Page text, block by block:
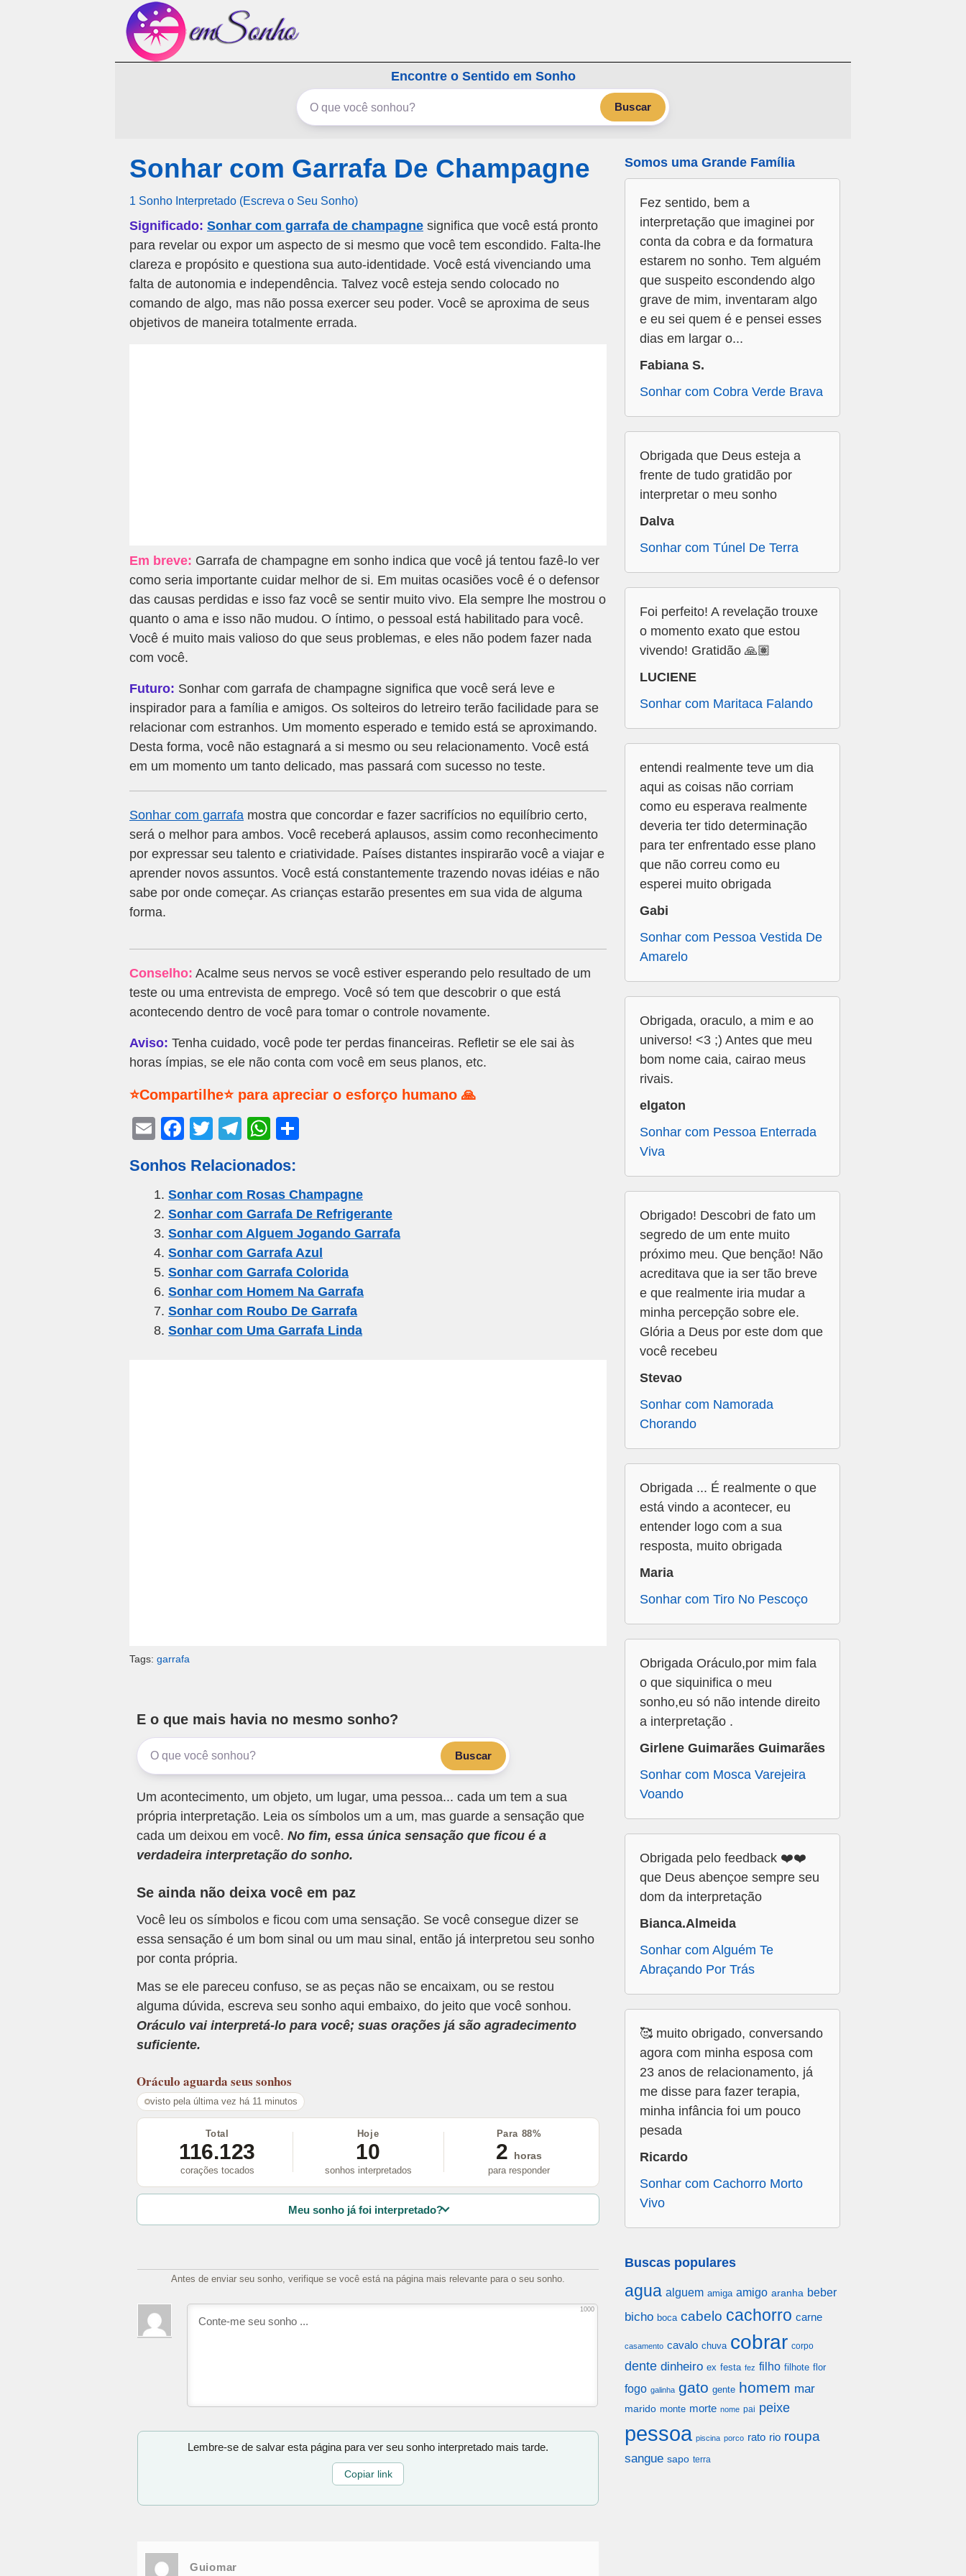
Encontre o Sentido em Sonho
Buscar
Sonhar com Garrafa De Champagne
1 Sonho Interpretado (Escreva o Seu Sonho)
Significado: Sonhar com garrafa de champagne significa que você está pronto
para revelar ou expor um aspecto de si mesmo que você tem escondido. Falta-lhe
clareza e propósito e questiona sua auto-identidade. Você está vivenciando uma
falta de autonomia e independência. Talvez você esteja sendo colocado no
comando de algo, mas não possa exercer seu poder. Você se aproxima de seus
objetivos de maneira totalmente errada.
Em breve: Garrafa de champagne em sonho indica que você já tentou fazê-lo ver
como seria importante cuidar melhor de si. Em muitas ocasiões você é o defensor
das causas perdidas e isso faz você se sentir muito vivo. Ela sempre lhe mostrou o
quanto o ama e isso não mudou. O íntimo, o pessoal está habilitado para você.
Você é muito mais valioso do que seus problemas, e eles não podem fazer nada
com você.
Futuro: Sonhar com garrafa de champagne significa que você será leve e
inspirador para a família e amigos. Os solteiros do letreiro terão facilidade para se
relacionar com estranhos. Um momento esperado e temido está se aproximando.
Desta forma, você não estagnará a si mesmo ou seu relacionamento. Você está
em um momento um tanto delicado, mas passará com sucesso no teste.
Sonhar com garrafa mostra que concordar e fazer sacrifícios no equilíbrio certo,
será o melhor para ambos. Você receberá aplausos, assim como reconhecimento
por expressar seu talento e criatividade. Países distantes inspirarão você a viajar e
aprender novos assuntos. Você está constantemente trazendo novas idéias e não
sabe por onde começar. As crianças estarão presentes em sua vida de alguma
forma.
Conselho: Acalme seus nervos se você estiver esperando pelo resultado de um
teste ou uma entrevista de emprego. Você só tem que descobrir o que está
acontecendo dentro de você para tomar o controle novamente.
Aviso: Tenha cuidado, você pode ter perdas financeiras. Refletir se ele sai às
horas ímpias, se ele não conta com você em seus planos, etc.
⭐Compartilhe⭐ para apreciar o esforço humano 🙏
E
ail
F
c
e
b
o
o
k
T
tt
er
T
e
gr
a
m
W
at
s
A
p
p
e
Sonhos Relacionados:
Sonhar com Rosas Champagne
Sonhar com Garrafa De Refrigerante
Sonhar com Alguem Jogando Garrafa
Sonhar com Garrafa Azul
Sonhar com Garrafa Colorida
Sonhar com Homem Na Garrafa
Sonhar com Roubo De Garrafa
Sonhar com Uma Garrafa Linda
Tags: garrafa
E o que mais havia no mesmo sonho?
Buscar
Um acontecimento, um objeto, um lugar, uma pessoa... cada um tem a sua
própria interpretação. Leia os símbolos um a um, mas guarde a sensação que
cada um deixou em você. No fim, essa única sensação que ficou é a
verdadeira interpretação do sonho.
Se ainda não deixa você em paz
Você leu os símbolos e ficou com uma sensação. Se você consegue dizer se
essa sensação é um bom sinal ou um mau sinal, então já interpretou seu sonho
por conta própria.
Mas se ele pareceu confuso, se as peças não se encaixam, ou se restou
alguma dúvida, escreva seu sonho aqui embaixo, do jeito que você sonhou.
Oráculo vai interpretá-lo para você; suas orações já são agradecimento
suficiente.
Oráculo aguarda seus sonhos
visto pela última vez há 11 minutos
Total
116.123
corações tocados
Hoje
10
sonhos interpretados
Para 88%
2
horas
para responder
Meu sonho já foi interpretado?
Antes de enviar seu sonho, verifique se você está na página mais relevante para o seu sonho.
1000
Lembre-se de salvar esta página para ver seu sonho interpretado mais tarde.
Copiar link
Guiomar
Somos uma Grande Família
Fez sentido, bem a
interpretação que imaginei por
conta da cobra e da formatura
estarem no sonho. Tem alguém
que suspeito escondendo algo
grave de mim, inventaram algo
e eu sei quem é e pensei esses
dias em largar o...
Fabiana S.
Sonhar com Cobra Verde Brava
Obrigada que Deus esteja a
frente de tudo gratidão por
interpretar o meu sonho
Dalva
Sonhar com Túnel De Terra
Foi perfeito! A revelação trouxe
o momento exato que estou
vivendo! Gratidão 🙏🏽
LUCIENE
Sonhar com Maritaca Falando
entendi realmente teve um dia
aqui as coisas não corriam
como eu esperava realmente
deveria ter tido determinação
para ter enfrentado esse plano
que não correu como eu
esperei muito obrigada
Gabi
Sonhar com Pessoa Vestida De
Amarelo
Obrigada, oraculo, a mim e ao
universo! <3 ;) Antes que meu
bom nome caia, cairao meus
rivais.
elgaton
Sonhar com Pessoa Enterrada
Viva
Obrigado! Descobri de fato um
segredo de um ente muito
próximo meu. Que benção! Não
acreditava que ia ser tão breve
e que realmente iria mudar a
minha percepção sobre ele.
Glória a Deus por este dom que
você recebeu
Stevao
Sonhar com Namorada
Chorando
Obrigada ... É realmente o que
está vindo a acontecer, eu
entender logo com a sua
resposta, muito obrigada
Maria
Sonhar com Tiro No Pescoço
Obrigada Oráculo,por mim fala
o que siquinifica o meu
sonho,eu só não intende direito
a interpretação .
Girlene Guimarães Guimarães
Sonhar com Mosca Varejeira
Voando
Obrigada pelo feedback ❤️❤️
que Deus abençoe sempre seu
dom da interpretação
Bianca.Almeida
Sonhar com Alguém Te
Abraçando Por Trás
🥰 muito obrigado, conversando
agora com minha esposa com
23 anos de relacionamento, já
me disse para fazer terapia,
minha infância foi um pouco
pesada
Ricardo
Sonhar com Cachorro Morto
Vivo
Buscas populares
agua alguem amiga amigo aranha beber
bicho boca cabelo cachorro carne
casamento cavalo chuva cobrar corpo
dente dinheiro ex festa fez filho filhote flor
fogo galinha gato gente homem mar
marido monte morte nome pai peixe
pessoa piscina porco rato rio roupa
sangue sapo terra